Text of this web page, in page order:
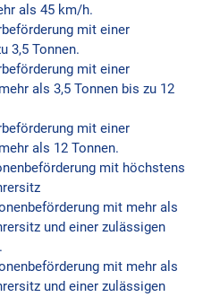
als 45 km/h.
mit einer
3,5 Tonnen.
mit einer
als 3,5 Tonnen bis zu 12
mit einer
als 12 Tonnen.
mit höchstens
mit mehr als
und einer zulässigen
mit mehr als
und einer zulässigen